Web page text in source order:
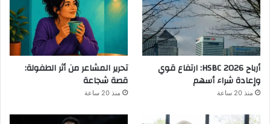
أرباح HSBC 2026: ارتفاع قوي
وإعادة شراء أسهم
منذ 20 ساعة
تحرير المشاعر من أثر الطفولة:
قصة شجاعة
منذ 20 ساعة